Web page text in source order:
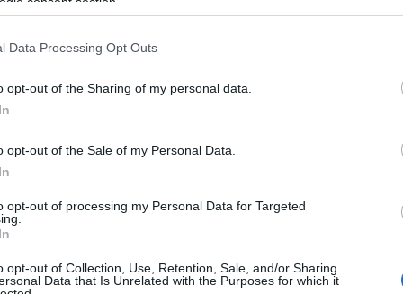
Data Processing Opt Outs
opt-out of the Sharing of my personal data.
opt-out of the Sale of my Personal Data.
opt-out of processing my Personal Data for Targeted
opt-out of Collection, Use, Retention, Sale, and/or Sharing
Data that Is Unrelated with the Purposes for which it
, χωρίς να υπάρξουν επίσημες διαπραγματεύσεις.
το ενδιαφέρον μας και εκείνος θα πει
ήθελα στην ομάδα», δήλωσε ο νυν τζένεραλ
Καταλανών.